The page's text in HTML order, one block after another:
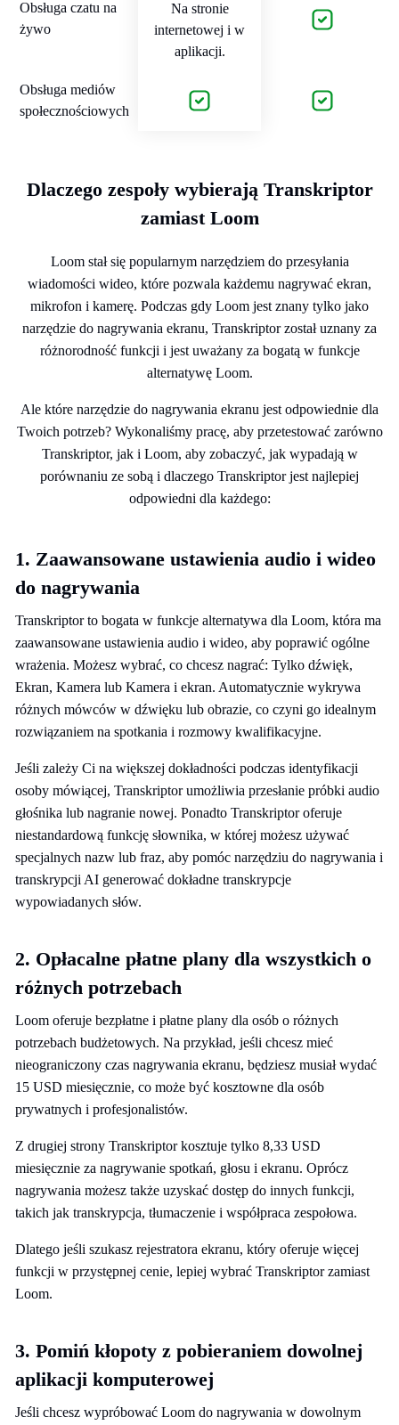
Obsługa czatu na
żywo
Na stronie
internetowej i w
aplikacji.
Obsługa mediów
społecznościowych
Dlaczego zespoły wybierają Transkriptor
zamiast Loom
Loom stał się popularnym narzędziem do przesyłania
wiadomości wideo, które pozwala każdemu nagrywać ekran,
mikrofon i kamerę. Podczas gdy Loom jest znany tylko jako
narzędzie do nagrywania ekranu, Transkriptor został uznany za
różnorodność funkcji i jest uważany za bogatą w funkcje
alternatywę Loom.
Ale które narzędzie do nagrywania ekranu jest odpowiednie dla
Twoich potrzeb? Wykonaliśmy pracę, aby przetestować zarówno
Transkriptor, jak i Loom, aby zobaczyć, jak wypadają w
porównaniu ze sobą i dlaczego Transkriptor jest najlepiej
odpowiedni dla każdego:
1. Zaawansowane ustawienia audio i wideo
do nagrywania
Transkriptor to bogata w funkcje alternatywa dla Loom, która ma
zaawansowane ustawienia audio i wideo, aby poprawić ogólne
wrażenia. Możesz wybrać, co chcesz nagrać: Tylko dźwięk,
Ekran, Kamera lub Kamera i ekran. Automatycznie wykrywa
różnych mówców w dźwięku lub obrazie, co czyni go idealnym
rozwiązaniem na spotkania i rozmowy kwalifikacyjne.
Jeśli zależy Ci na większej dokładności podczas identyfikacji
osoby mówiącej, Transkriptor umożliwia przesłanie próbki audio
głośnika lub nagranie nowej. Ponadto Transkriptor oferuje
niestandardową funkcję słownika, w której możesz używać
specjalnych nazw lub fraz, aby pomóc narzędziu do nagrywania i
transkrypcji AI generować dokładne transkrypcje
wypowiadanych słów.
2. Opłacalne płatne plany dla wszystkich o
różnych potrzebach
Loom oferuje bezpłatne i płatne plany dla osób o różnych
potrzebach budżetowych. Na przykład, jeśli chcesz mieć
nieograniczony czas nagrywania ekranu, będziesz musiał wydać
15 USD miesięcznie, co może być kosztowne dla osób
prywatnych i profesjonalistów.
Z drugiej strony Transkriptor kosztuje tylko 8,33 USD
miesięcznie za nagrywanie spotkań, głosu i ekranu. Oprócz
nagrywania możesz także uzyskać dostęp do innych funkcji,
takich jak transkrypcja, tłumaczenie i współpraca zespołowa.
Dlatego jeśli szukasz rejestratora ekranu, który oferuje więcej
funkcji w przystępnej cenie, lepiej wybrać Transkriptor zamiast
Loom.
3. Pomiń kłopoty z pobieraniem dowolnej
aplikacji komputerowej
Jeśli chcesz wypróbować Loom do nagrywania w dowolnym